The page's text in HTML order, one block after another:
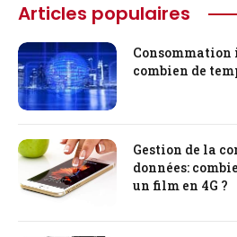
Articles populaires
Consommation
combien de
Gestion de la
données:
un film en 4G ?